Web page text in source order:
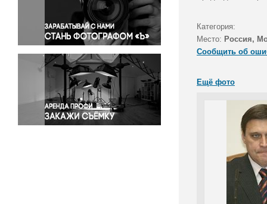
Правосудие
Происшествия и конфликты
Религия
Светская жизнь
Спорт
Экология
Экономика и бизнес
Категория:
Место: Россия,
Сообщить об
Ещё фото